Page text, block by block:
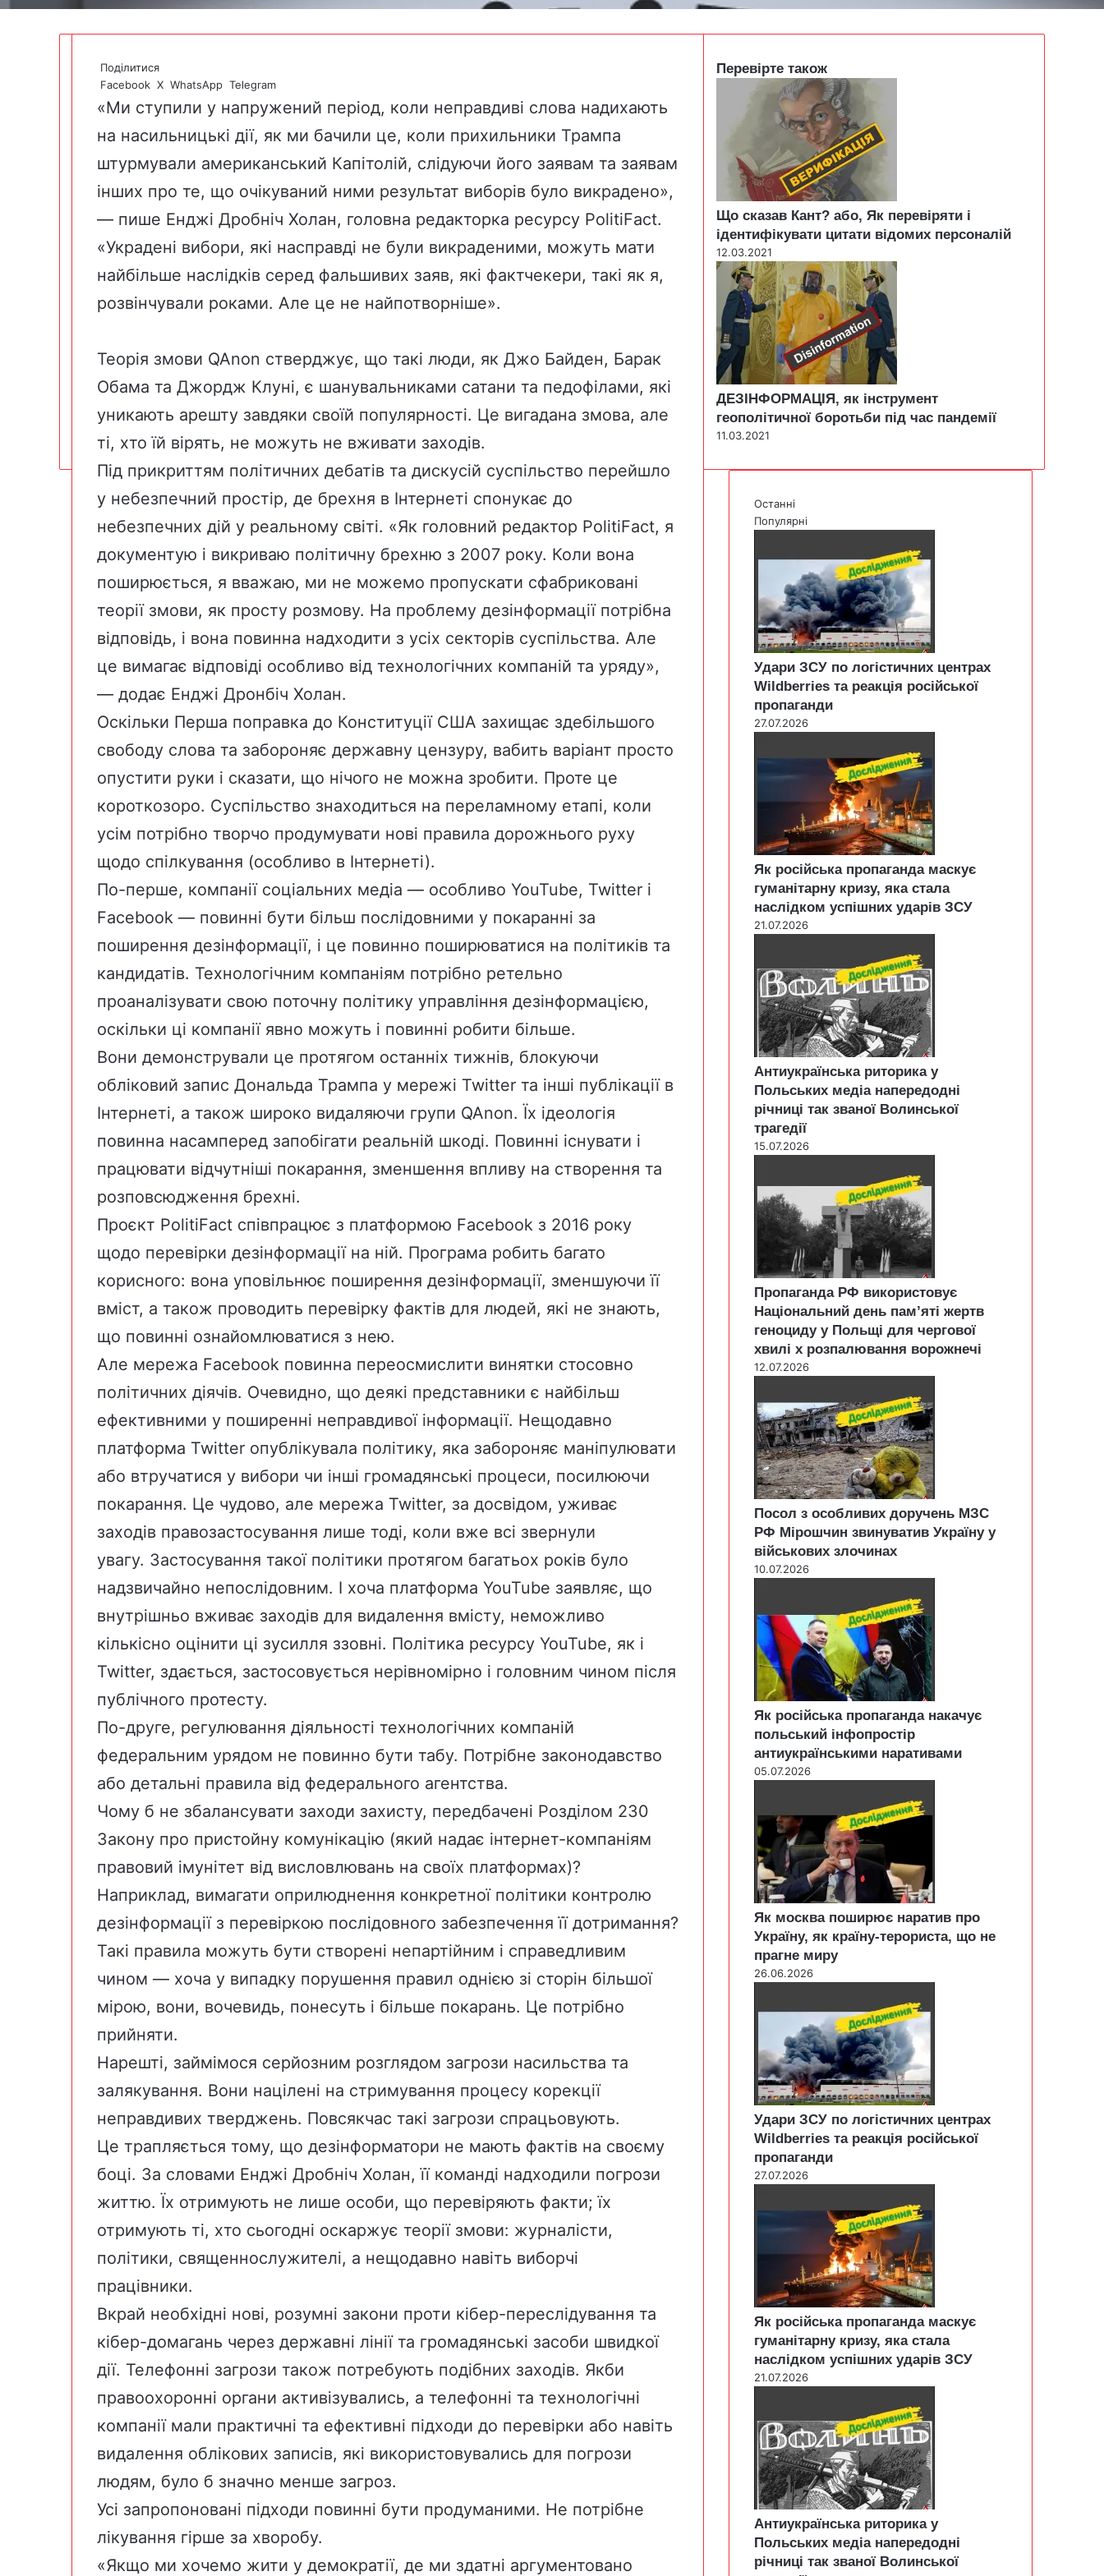
Поділитися
Facebook X WhatsApp Telegram
«Ми ступили у напружений період, коли неправдиві слова надихають
на насильницькі дії, як ми бачили це, коли прихильники Трампа
штурмували американський Капітолій, слідуючи його заявам та заявам
інших про те, що очікуваний ними результат виборів було викрадено»,
— пише Енджі Дробніч Холан, головна редакторка ресурсу PolitiFact.
«Украдені вибори, які насправді не були викраденими, можуть мати
найбільше наслідків серед фальшивих заяв, які фактчекери, такі як я,
розвінчували роками. Але це не найпотворніше».
Теорія змови QAnon стверджує, що такі люди, як Джо Байден, Барак
Обама та Джордж Клуні, є шанувальниками сатани та педофілами, які
уникають арешту завдяки своїй популярності. Це вигадана змова, але
ті, хто їй вірять, не можуть не вживати заходів.
Під прикриттям політичних дебатів та дискусій суспільство перейшло
у небезпечний простір, де брехня в Інтернеті спонукає до
небезпечних дій у реальному світі. «Як головний редактор PolitiFact, я
документую і викриваю політичну брехню з 2007 року. Коли вона
поширюється, я вважаю, ми не можемо пропускати сфабриковані
теорії змови, як просту розмову. На проблему дезінформації потрібна
відповідь, і вона повинна надходити з усіх секторів суспільства. Але
це вимагає відповіді особливо від технологічних компаній та уряду»,
— додає Енджі Дронбіч Холан.
Оскільки Перша поправка до Конституції США захищає здебільшого
свободу слова та забороняє державну цензуру, вабить варіант просто
опустити руки і сказати, що нічого не можна зробити. Проте це
короткозоро. Суспільство знаходиться на переламному етапі, коли
усім потрібно творчо продумувати нові правила дорожнього руху
щодо спілкування (особливо в Інтернеті).
По-перше, компанії соціальних медіа — особливо YouTube, Twitter і
Facebook — повинні бути більш послідовними у покаранні за
поширення дезінформації, і це повинно поширюватися на політиків та
кандидатів. Технологічним компаніям потрібно ретельно
проаналізувати свою поточну політику управління дезінформацією,
оскільки ці компанії явно можуть і повинні робити більше.
Вони демонстрували це протягом останніх тижнів, блокуючи
обліковий запис Дональда Трампа у мережі Twitter та інші публікації в
Інтернеті, а також широко видаляючи групи QAnon. Їх ідеологія
повинна насамперед запобігати реальній шкоді. Повинні існувати і
працювати відчутніші покарання, зменшення впливу на створення та
розповсюдження брехні.
Проєкт PolitiFact співпрацює з платформою Facebook з 2016 року
щодо перевірки дезінформації на ній. Програма робить багато
корисного: вона уповільнює поширення дезінформації, зменшуючи її
вміст, а також проводить перевірку фактів для людей, які не знають,
що повинні ознайомлюватися з нею.
Але мережа Facebook повинна переосмислити винятки стосовно
політичних діячів. Очевидно, що деякі представники є найбільш
ефективними у поширенні неправдивої інформації. Нещодавно
платформа Twitter опублікувала політику, яка забороняє маніпулювати
або втручатися у вибори чи інші громадянські процеси, посилюючи
покарання. Це чудово, але мережа Twitter, за досвідом, уживає
заходів правозастосування лише тоді, коли вже всі звернули
увагу. Застосування такої політики протягом багатьох років було
надзвичайно непослідовним. І хоча платформа YouTube заявляє, що
внутрішньо вживає заходів для видалення вмісту, неможливо
кількісно оцінити ці зусилля ззовні. Політика ресурсу YouTube, як і
Twitter, здається, застосовується нерівномірно і головним чином після
публічного протесту.
По-друге, регулювання діяльності технологічних компаній
федеральним урядом не повинно бути табу. Потрібне законодавство
або детальні правила від федерального агентства.
Чому б не збалансувати заходи захисту, передбачені Розділом 230
Закону про пристойну комунікацію (який надає інтернет-компаніям
правовий імунітет від висловлювань на своїх платформах)?
Наприклад, вимагати оприлюднення конкретної політики контролю
дезінформації з перевіркою послідовного забезпечення її дотримання?
Такі правила можуть бути створені непартійним і справедливим
чином — хоча у випадку порушення правил однією зі сторін більшої
мірою, вони, вочевидь, понесуть і більше покарань. Це потрібно
прийняти.
Нарешті, займімося серйозним розглядом загрози насильства та
залякування. Вони націлені на стримування процесу корекції
неправдивих тверджень. Повсякчас такі загрози спрацьовують.
Це трапляється тому, що дезінформатори не мають фактів на своєму
боці. За словами Енджі Дробніч Холан, її команді надходили погрози
життю. Їх отримують не лише особи, що перевіряють факти; їх
отримують ті, хто сьогодні оскаржує теорії змови: журналісти,
політики, священнослужителі, а нещодавно навіть виборчі
працівники.
Вкрай необхідні нові, розумні закони проти кібер-переслідування та
кібер-домагань через державні лінії та громадянські засоби швидкої
дії. Телефонні загрози також потребують подібних заходів. Якби
правоохоронні органи активізувались, а телефонні та технологічні
компанії мали практичні та ефективні підходи до перевірки або навіть
видалення облікових записів, які використовувались для погрози
людям, було б значно менше загроз.
Усі запропоновані підходи повинні бути продуманими. Не потрібне
лікування гірше за хворобу.
«Якщо ми хочемо жити у демократії, де ми здатні аргументовано
Перевірте також
Що сказав Кант? або, Як перевіряти і
ідентифікувати цитати відомих персоналій
12.03.2021
ДЕЗІНФОРМАЦІЯ, як інструмент
геополітичної боротьби під час пандемії
11.03.2021
Останні
Популярні
Удари ЗСУ по логістичних центрах
Wildberries та реакція російської
пропаганди
27.07.2026
Як російська пропаганда маскує
гуманітарну кризу, яка стала
наслідком успішних ударів ЗСУ
21.07.2026
Антиукраїнська риторика у
Польських медіа напередодні
річниці так званої Волинської
трагедії
15.07.2026
Пропаганда РФ використовує
Національний день пам’яті жертв
геноциду у Польщі для чергової
хвилі х розпалювання ворожнечі
12.07.2026
Посол з особливих доручень МЗС
РФ Мірошчин звинуватив Україну у
військових злочинах
10.07.2026
Як російська пропаганда накачує
польський інфопростір
антиукраїнськими наративами
05.07.2026
Як москва поширює наратив про
Україну, як країну-терориста, що не
прагне миру
26.06.2026
Удари ЗСУ по логістичних центрах
Wildberries та реакція російської
пропаганди
27.07.2026
Як російська пропаганда маскує
гуманітарну кризу, яка стала
наслідком успішних ударів ЗСУ
21.07.2026
Антиукраїнська риторика у
Польських медіа напередодні
річниці так званої Волинської